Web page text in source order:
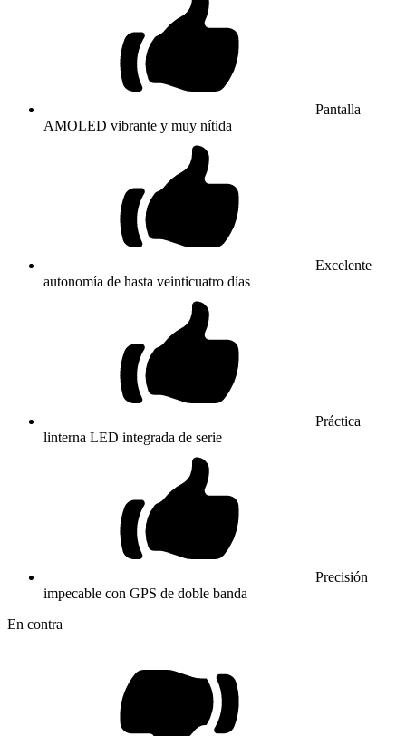
Pantalla
AMOLED vibrante y muy nítida
Excelente
autonomía de hasta veinticuatro días
Práctica
linterna LED integrada de serie
Precisión
impecable con GPS de doble banda
En contra